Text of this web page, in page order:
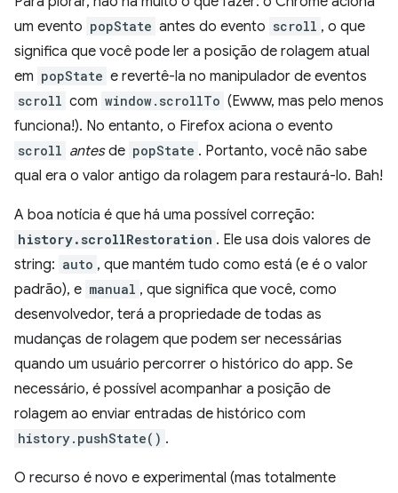
um evento popState antes do evento scroll , o que
significa que você pode ler a posição de rolagem atual
em popState e revertê-la no manipulador de eventos
scroll com window.scrollTo (Ewww, mas pelo menos
funciona!). No entanto, o Firefox aciona o evento
scroll antesde popState . Portanto, você não sabe
qual era o valor antigo da rolagem para restaurá-lo. Bah!
A boa notícia é que há uma possível correção:
history.scrollRestoration . Ele usa dois valores de
string: auto , que mantém tudo como está (e é o valor
padrão), e manual , que significa que você, como
desenvolvedor, terá a propriedade de todas as
mudanças de rolagem que podem ser necessárias
quando um usuário percorrer o histórico do app. Se
necessário, é possível acompanhar a posição de
rolagem ao enviar entradas de histórico com
history.pushState() .
O recurso é novo e experimental (mas totalmente